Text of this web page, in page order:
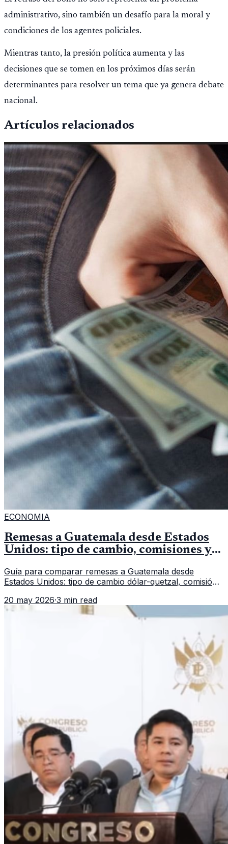
administrativo, sino también un desafío para la moral y
condiciones de los agentes policiales.
Mientras tanto, la presión política aumenta y las
decisiones que se tomen en los próximos días serán
determinantes para resolver un tema que ya genera debate
nacional.
Artículos relacionados
ECONOMIA
Remesas a Guatemala desde Estados
Unidos: tipo de cambio, comisiones y
Guía para comparar remesas a Guatemala desde
Estados Unidos: tipo de cambio dólar-quetzal, comisión,
recibido.
20 may 2026·3 min read